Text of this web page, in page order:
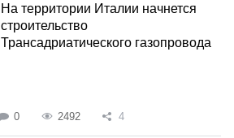
На территории Италии начнется
строительство
Трансадриатического газопровода
0 2492 4